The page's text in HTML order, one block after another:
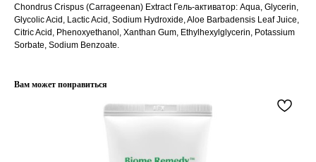
Chondrus Crispus (Carrageenan) Extract Гель-активатор: Aqua, Glycerin,
Glycolic Acid, Lactic Acid, Sodium Hydroxide, Aloe Barbadensis Leaf Juice,
Citric Acid, Phenoxyethanol, Xanthan Gum, Ethylhexylglycerin, Potassium
Sorbate, Sodium Benzoate.
Вам может понравиться
mybeautybar@list.ru
+7 961 246-28-88